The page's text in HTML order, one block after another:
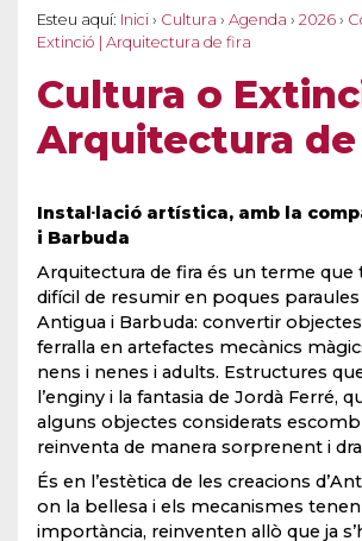
Esteu aquí: Inici › Cultura › Agenda › 2026 ›
Extinció | Arquitectura de fira
Cultura o
Arquitectura
Instal·lació artística, amb la
i Barbuda
Arquitectura de fira és un terme que
difícil de resumir en poques paraules
Antigua i Barbuda: convertir
ferralla en artefactes mecànics
nens i nenes i adults. Estructures
l’enginy i la fantasia de Jordà Ferré,
alguns objectes considerats
reinventa de manera sorprenent i
És en l’estètica de les creacions
on la bellesa i els mecanismes
importància, reinventen allò que ja